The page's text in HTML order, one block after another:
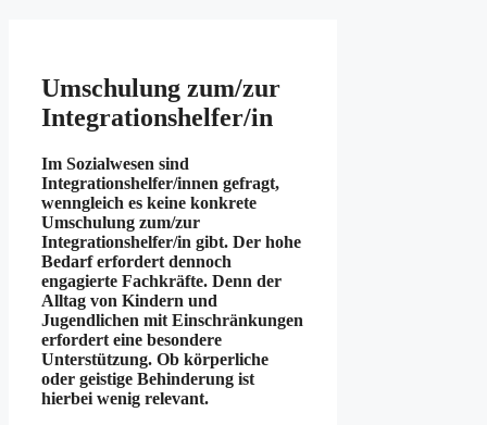
Umschulung zum/zur
Integrationshelfer/in
Im Sozialwesen sind
Integrationshelfer/innen gefragt,
wenngleich es keine konkrete
Umschulung zum/zur
Integrationshelfer/in gibt. Der hohe
Bedarf erfordert dennoch
engagierte Fachkräfte. Denn der
Alltag von Kindern und
Jugendlichen mit Einschränkungen
erfordert eine besondere
Unterstützung. Ob körperliche
oder geistige Behinderung ist
hierbei wenig relevant.